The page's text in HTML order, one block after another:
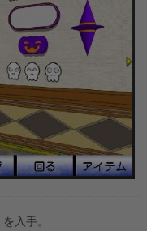
入手。